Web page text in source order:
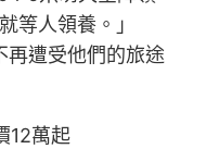
等人領養。」
遭受他們的旅途
12萬起